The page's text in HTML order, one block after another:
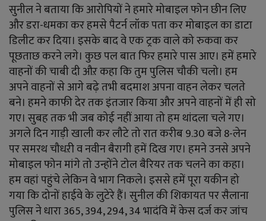
सुनील ने बताया कि आरोपियों ने हमारे मोबाइल फोन छीन लिए
और डरा-धमका कर हमसे पैटर्न लॉक पता कर मोबाइल का डाटा
डिलीट कर दिया। इसके बाद वे एक ट्रक वाले को रुकवा कर
पूछताछ करने लगे। कुछ पल बात फिर हमारे पास आए। हमें हमारे
वाहनों की चाबी दी औऱ कहा कि तुम पुलिस चौकी चलो। हम
अपने वाहनों से आगे बढ़े तभी बदमाश अपना वाहन लेकर चलते
बने। हमने काफी देर तक इंतजार किया और अपने वाहनों में ही सो
गए। सुबह तक भी जब कोई नहीं आया तो हम थांदला चले गए।
अगले दिन गाड़ी खाली कर लौटे तो रात करीब 9.30 बजे 8-लेन
पर समरथ चौधऱी व नवीन बैरागी हमें दिख गए। हमने उनसे अपने
मोबाइल फोन मांगे तो उन्होंने टोल बैरियर तक चलने का कहा।
हम वहां पहुंचे लेकिन वे भाग निकले। इससे हमें पूरा यकीन हो
गया कि दोनों हाईवे के लुटेरे हैं। सुनील की शिकायत पर सैलाना
पुलिस ने धारा 365, 394, 294, 34 भादंवि में केस दर्ज कर जांच